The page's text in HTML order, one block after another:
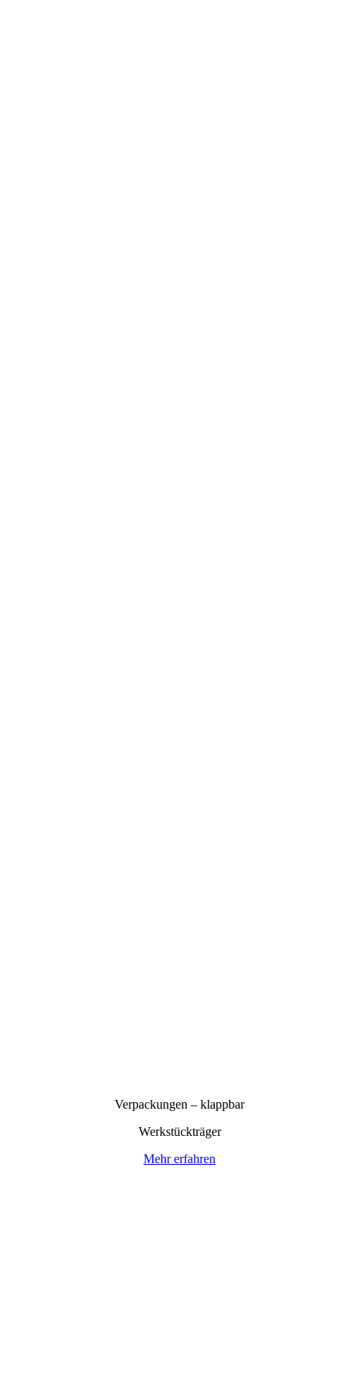
Verpackungen – klappbar
Werkstückträger
Mehr erfahren